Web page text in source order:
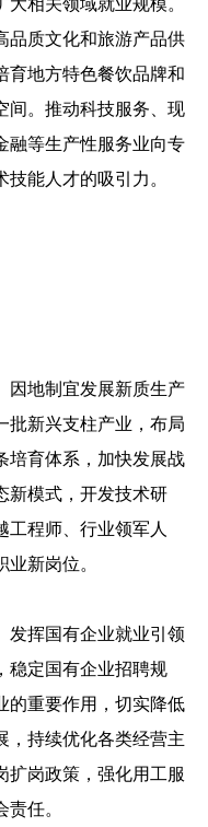
相关领域就业规模。
品质文化和旅游产品供
育地方特色餐饮品牌和
间。推动科技服务、现
融等生产性服务业向专
能人才的吸引力。
因地制宜发展新质生产
批新兴支柱产业，布局
培育体系，加快发展战
新模式，开发技术研
工程师、行业领军人
新岗位。
发挥国有企业就业引领
稳定国有企业招聘规
的重要作用，切实降低
，持续优化各类经营主
扩岗政策，强化用工服
任。